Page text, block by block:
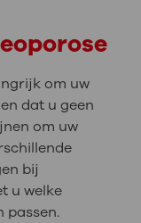
om uw
dat u geen
om uw
bij
u welke
passen.